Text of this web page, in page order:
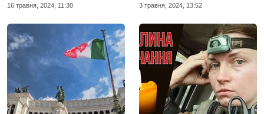
16 травня, 2024, 11:30 3 травня, 2024, 13:52